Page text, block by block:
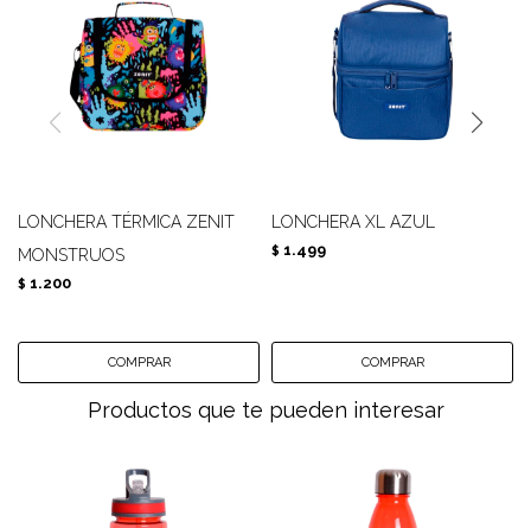
LONCHERA TÉRMICA ZENIT
MONSTRUOS
$ 1.200
LONCHERA XL AZUL
$ 1.499
Productos que te pueden interesar